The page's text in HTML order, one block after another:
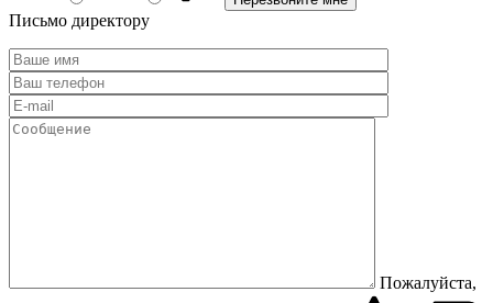
Письмо директору
Пожалуйста,